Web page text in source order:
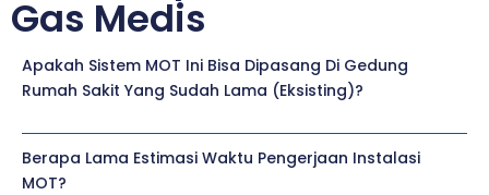
Gas Medis
Apakah Sistem MOT Ini Bisa Dipasang Di Gedung
Rumah Sakit Yang Sudah Lama (eksisting)?
Berapa Lama Estimasi Waktu Pengerjaan Instalasi
MOT?